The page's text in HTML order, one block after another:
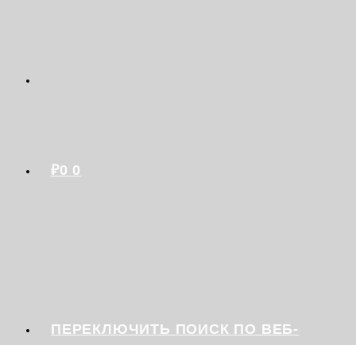
₽0 0
ПЕРЕКЛЮЧИТЬ ПОИСК ПО ВЕБ-